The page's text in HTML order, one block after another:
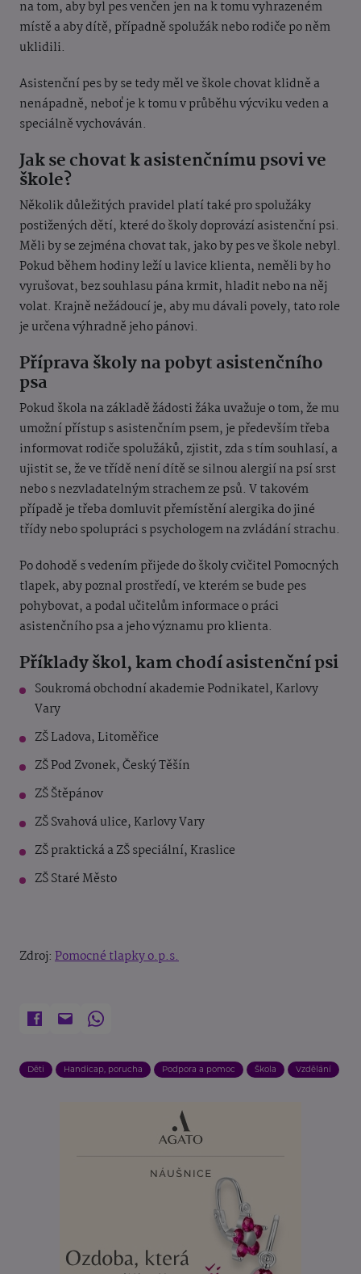
na tom, aby byl pes venčen jen na k tomu vyhrazeném
místě a aby dítě, případně spolužák nebo rodiče po něm
uklidili.
Asistenční pes by se tedy měl ve škole chovat klidně a
nenápadně, neboť je k tomu v průběhu výcviku veden a
speciálně vychováván.
Jak se chovat k asistenčnímu psovi ve
škole?
Několik důležitých pravidel platí také pro spolužáky
postižených dětí, které do školy doprovází asistenční psi.
Měli by se zejména chovat tak, jako by pes ve škole nebyl.
Pokud během hodiny leží u lavice klienta, neměli by ho
vyrušovat, bez souhlasu pána krmit, hladit nebo na něj
volat. Krajně nežádoucí je, aby mu dávali povely, tato role
je určena výhradně jeho pánovi.
Příprava školy na pobyt asistenčního
psa
Pokud škola na základě žádosti žáka uvažuje o tom, že mu
umožní přístup s asistenčním psem, je především třeba
informovat rodiče spolužáků, zjistit, zda s tím souhlasí, a
ujistit se, že ve třídě není dítě se silnou alergií na psí srst
nebo s nezvladatelným strachem ze psů. V takovém
případě je třeba domluvit přemístění alergika do jiné
třídy nebo spolupráci s psychologem na zvládání strachu.
Po dohodě s vedením přijede do školy cvičitel Pomocných
tlapek, aby poznal prostředí, ve kterém se bude pes
pohybovat, a podal učitelům informace o práci
asistenčního psa a jeho významu pro klienta.
Příklady škol, kam chodí asistenční psi
Soukromá obchodní akademie Podnikatel, Karlovy
Vary
ZŠ Ladova, Litoměřice
ZŠ Pod Zvonek, Český Těšín
ZŠ Štěpánov
ZŠ Svahová ulice, Karlovy Vary
ZŠ praktická a ZŠ speciální, Kraslice
ZŠ Staré Město
Zdroj: Pomocné tlapky o.p.s.
Děti Handicap, porucha Podpora a pomoc Škola Vzdělání